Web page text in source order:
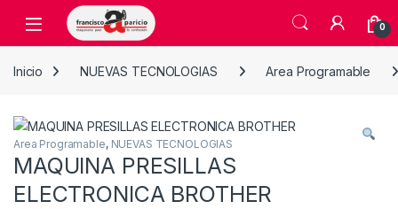
Skip to navigation
Skip to content
Open 0
Inicio NUEVAS TECNOLOGIAS Area Programable
Area Programable, NUEVAS TECNOLOGIAS
MAQUINA PRESILLAS
ELECTRONICA BROTHER